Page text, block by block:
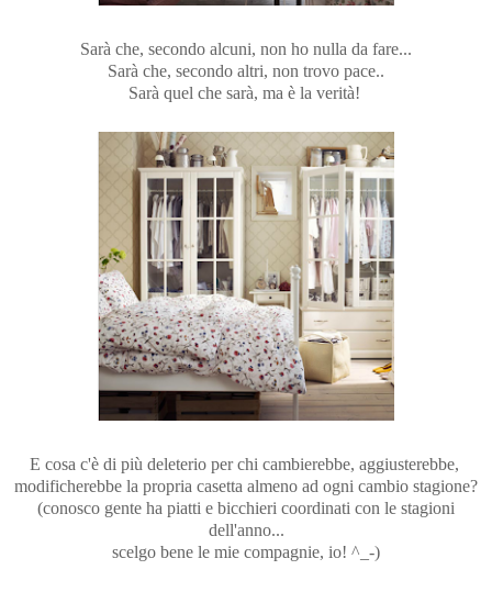
Sarà che, secondo alcuni, non ho nulla da fare...
Sarà che, secondo altri, non trovo pace..
Sarà quel che sarà, ma è la verità!
E cosa c'è di più deleterio per chi cambierebbe, aggiusterebbe,
modificherebbe la propria casetta almeno ad ogni cambio stagione?
(conosco gente ha piatti e bicchieri coordinati con le stagioni
dell'anno...
scelgo bene le mie compagnie, io! ^_-)